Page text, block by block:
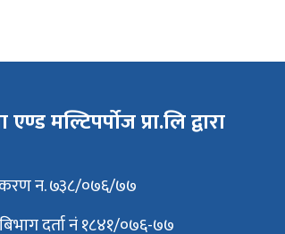
मल्टिपर्पोज प्रा.लि द्वारा
न. ७३८/०७६/७७
दर्ता नं १८४१/०७६-७७